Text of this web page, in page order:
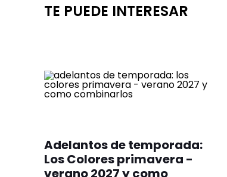
TE PUEDE INTERESAR
Adelantos de temporada:
Los Colores primavera -
verano 2027 y como